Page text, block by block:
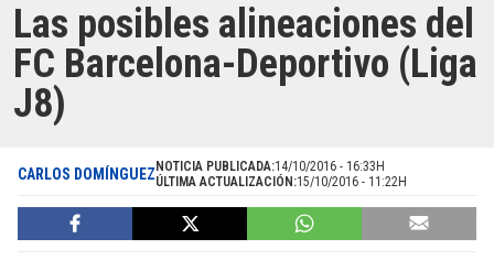
Las posibles alineaciones del
FC Barcelona-Deportivo (Liga
J8)
CARLOS DOMÍNGUEZ NOTICIA PUBLICADA:14/10/2016 - 16:33H
ÚLTIMA ACTUALIZACIÓN:15/10/2016 - 11:22H